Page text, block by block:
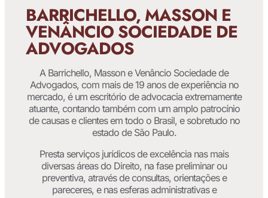
BARRICHELLO, MASSON E
VENÂNCIO SOCIEDADE DE
ADVOGADOS
A Barrichello, Masson e Venâncio Sociedade de
Advogados, com mais de 19 anos de experiência no
mercado, é um escritório de advocacia extremamente
atuante, contando também com um amplo patrocínio
de causas e clientes em todo o Brasil, e sobretudo no
estado de São Paulo.
Presta serviços jurídicos de excelência nas mais
diversas áreas do Direito, na fase preliminar ou
preventiva, através de consultas, orientações e
pareceres, e nas esferas administrativas e